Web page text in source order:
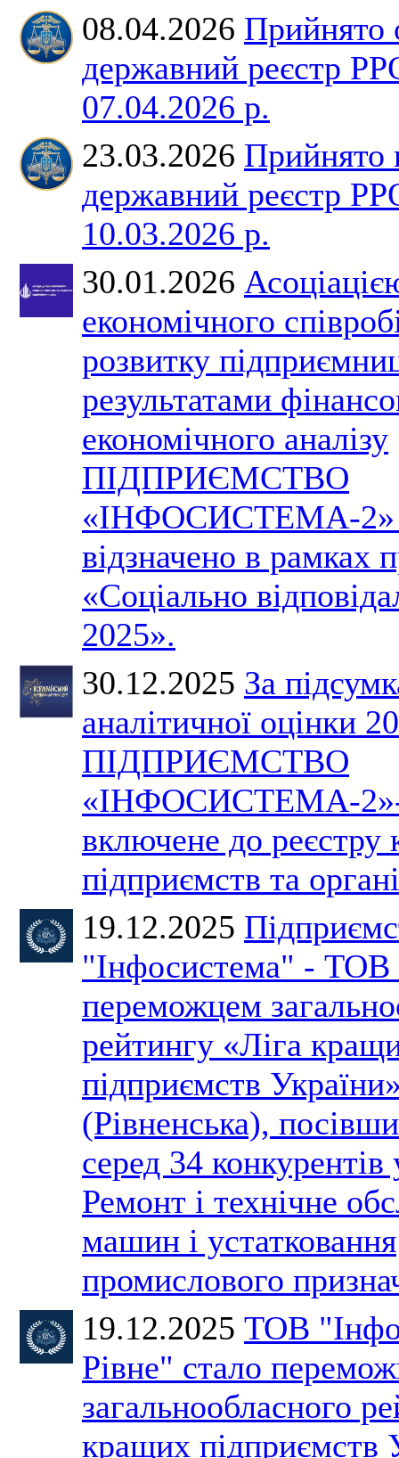
08.04.2026 Прийнято
державний реєстр
07.04.2026 р.
23.03.2026 Прийнято
державний реєстр
10.03.2026 р.
30.01.2026
економічного
розвитку
результатами
економічного аналізу
ПІДПРИЄМСТВО
«ІНФОСИСТЕМА-2»
відзначено в рамках
«Соціально
2025».
30.12.2025 За
аналітичної оцінки
ПІДПРИЄМСТВО
«ІНФОСИСТЕМА-
включене до реєстру
підприємств та
19.12.2025
"Інфосистема" - ТОВ
переможцем
рейтингу «Ліга
підприємств
(Рівненська),
серед 34 конкурентів
Ремонт і технічне
машин і устатковання
промислового
19.12.2025 ТОВ
Рівне" стало
загальнообласного
кращих підприємств